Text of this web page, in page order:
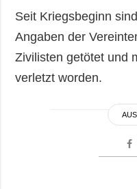
Seit Kriegsbeginn
Angaben der
Zivilisten getötet und
verletzt worden.